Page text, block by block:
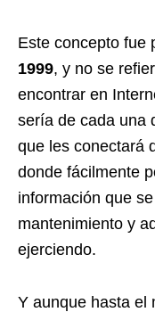
Este concepto fue
1999, y no se
encontrar en
sería de cada una
que les conectará
donde fácilmente
información que
mantenimiento y
ejerciendo.
Y aunque hasta el